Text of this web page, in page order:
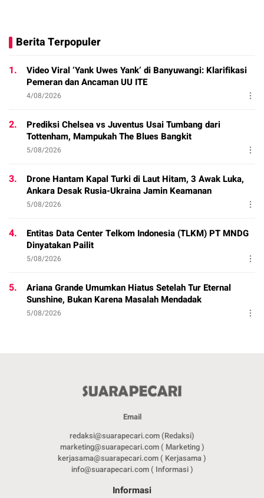
Berita Terpopuler
1.
Video Viral ‘Yank Uwes Yank’ di Banyuwangi: Klarifikasi
Pemeran dan Ancaman UU ITE
4/08/2026
2.
Prediksi Chelsea vs Juventus Usai Tumbang dari
Tottenham, Mampukah The Blues Bangkit
5/08/2026
3.
Drone Hantam Kapal Turki di Laut Hitam, 3 Awak Luka,
Ankara Desak Rusia-Ukraina Jamin Keamanan
5/08/2026
4.
Entitas Data Center Telkom Indonesia (TLKM) PT MNDG
Dinyatakan Pailit
5/08/2026
5.
Ariana Grande Umumkan Hiatus Setelah Tur Eternal
Sunshine, Bukan Karena Masalah Mendadak
5/08/2026
Email
redaksi@suarapecari.com (Redaksi)
marketing@suarapecari.com ( Marketing )
kerjasama@suarapecari.com ( Kerjasama )
info@suarapecari.com ( Informasi )
Informasi